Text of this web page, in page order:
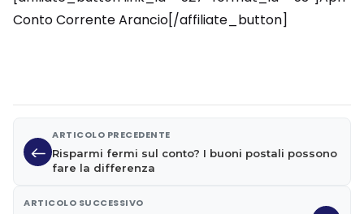
Conto Corrente Arancio[/affiliate_button]
ARTICOLO PRECEDENTE
Risparmi fermi sul conto? I buoni postali possono
fare la differenza
ARTICOLO SUCCESSIVO